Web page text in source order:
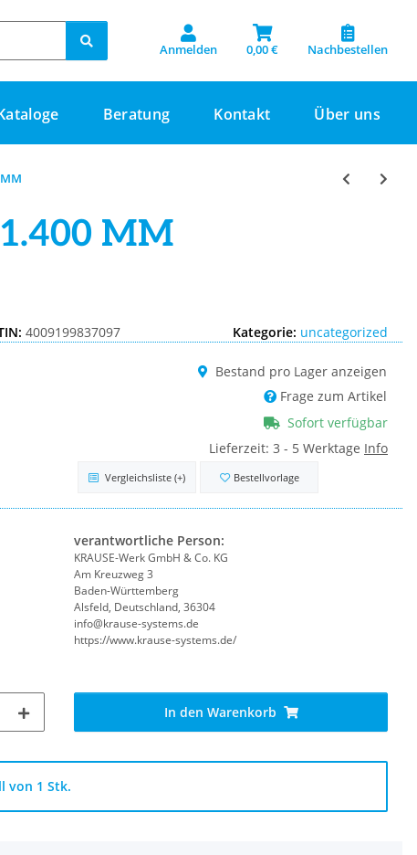
Anmelden 0,00 € Nachbestellen
Beratung Kontakt Über uns
MM
4009199837097 Kategorie: uncategorized
Bestand pro Lager anzeigen
Frage zum Artikel
Sofort verfügbar
Lieferzeit: 3 - 5 Werktage Info
Vergleichsliste (+) Bestellvorlage
verantwortliche Person:
KRAUSE-Werk GmbH & Co. KG
Am Kreuzweg 3
Baden-Württemberg
Alsfeld, Deutschland, 36304
info@krause-systems.de
https://www.krause-systems.de/
In den Warenkorb
von 1 Stk.